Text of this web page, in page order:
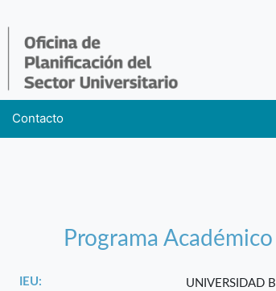
Contacto
Programa Académico
IEU: UNIVERSIDAD